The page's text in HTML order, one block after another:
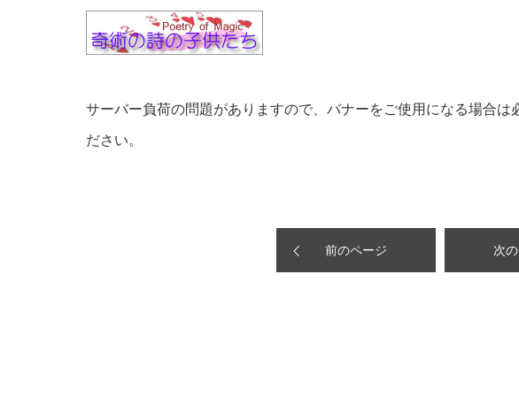
サーバー負荷の問題がありますので、バナーをご使用になる場合は
ださい。
前のページ 次